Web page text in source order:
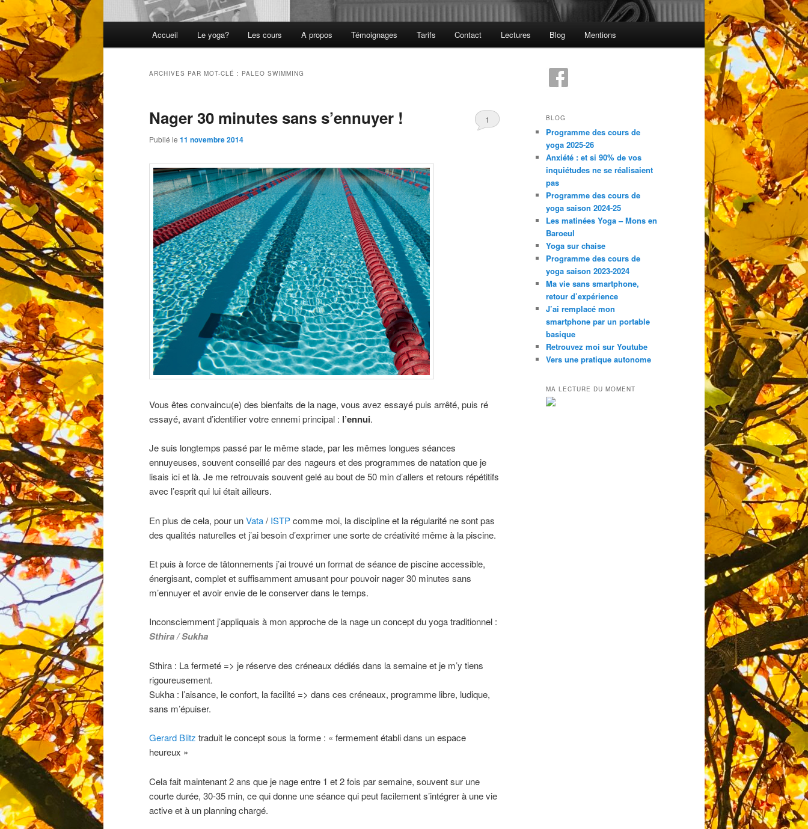
Accueil Le yoga? Les cours A propos Témoignages Tarifs Contact Lectures Blog Mentions
ARCHIVES PAR MOT-CLÉ : PALEO SWIMMING
Nager 30 minutes sans s’ennuyer !
Publié le 11 novembre 2014
1
Vous êtes convaincu(e) des bienfaits de la nage, vous avez essayé puis arrêté, puis ré
essayé, avant d’identifier votre ennemi principal : l’ennui.
Je suis longtemps passé par le même stade, par les mêmes longues séances
ennuyeuses, souvent conseillé par des nageurs et des programmes de natation que je
lisais ici et là. Je me retrouvais souvent gelé au bout de 50 min d’allers et retours répétitifs
avec l’esprit qui lui était ailleurs.
En plus de cela, pour unVata/ ISTPcomme moi, la discipline et la régularité ne sont pas
des qualités naturelles et j’ai besoin d’exprimer une sorte de créativité même à la piscine.
Et puis à force de tâtonnements j’ai trouvé un format de séance de piscine accessible,
énergisant, complet et suffisamment amusant pour pouvoir nager 30 minutes sans
m’ennuyer et avoir envie de le conserver dans le temps.
Inconsciemment j’appliquais à mon approche de la nage un concept du yoga traditionnel :
Sthira / Sukha
Sthira : La fermeté => je réserve des créneaux dédiés dans la semaine et je m’y tiens
rigoureusement.
Sukha : l’aisance, le confort, la facilité => dans ces créneaux, programme libre, ludique,
sans m’épuiser.
Gerard Blitz traduit le concept sous la forme : « fermement établi dans un espace
heureux »
Cela fait maintenant 2 ans que je nage entre 1 et 2 fois par semaine, souvent sur une
courte durée, 30-35 min, ce qui donne une séance qui peut facilement s’intégrer à une vie
active et à un planning chargé.
BLOG
Programme des cours de
yoga 2025-26
Anxiété : et si 90% de vos
inquiétudes ne se réalisaient
pas
Programme des cours de
yoga saison 2024-25
Les matinées Yoga – Mons en
Baroeul
Yoga sur chaise
Programme des cours de
yoga saison 2023-2024
Ma vie sans smartphone,
retour d’expérience
J’ai remplacé mon
smartphone par un portable
basique
Retrouvez moi sur Youtube
Vers une pratique autonome
MA LECTURE DU MOMENT